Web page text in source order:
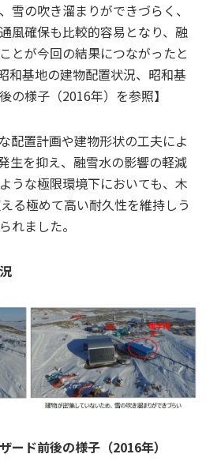
雪の吹き溜まりができづらく、
風確保も比較的容易となり、融
とが今回の結果につながったと
和基地の建物配置状況、昭和基
の様子（2016年）を参照】
配置計画や建物形状の工夫によ
生を抑え、融雪水の影響の軽減
うな極限環境下においても、木
る極めて高い耐久性を維持しう
れました。
ド前後の様子（2016年）